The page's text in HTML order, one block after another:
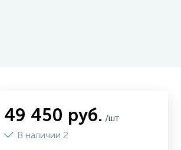
49 450 руб. /шт
В наличии 2